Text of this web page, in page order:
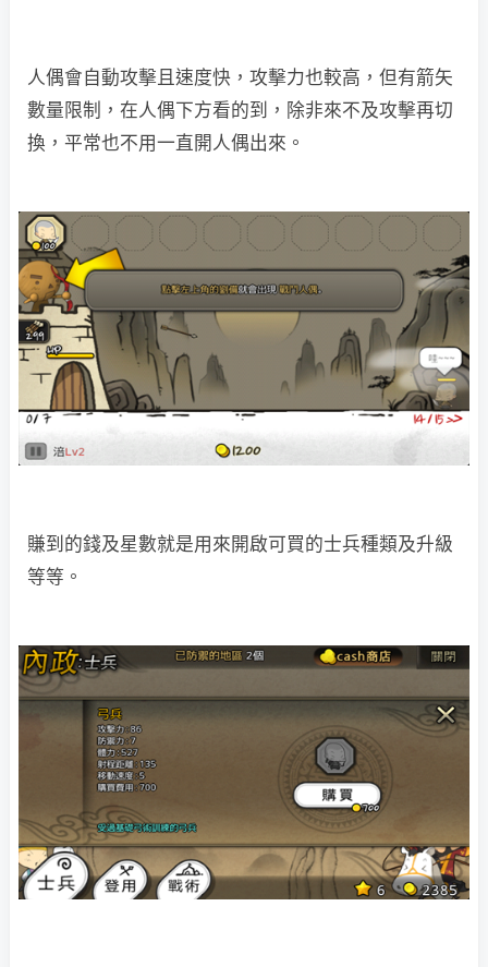
人偶會自動攻擊且速度快，攻擊力也較高，但有箭矢
數量限制，在人偶下方看的到，除非來不及攻擊再切
換，平常也不用一直開人偶出來。
賺到的錢及星數就是用來開啟可買的士兵種類及升級
等等。